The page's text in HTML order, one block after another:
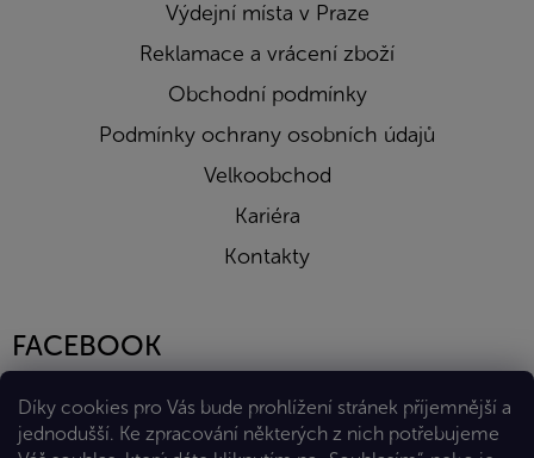
Díky cookies pro Vás bude prohlížení stránek příjemnější a
jednodušší. Ke zpracování některých z nich potřebujeme
Výdejní místa v Praze
Reklamace a vrácení zboží
Obchodní podmínky
Podmínky ochrany osobních údajů
Velkoobchod
Kariéra
Kontakty
FACEBOOK